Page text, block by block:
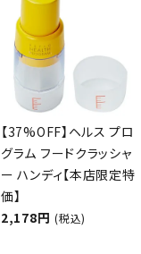
【37%OFF】ヘルス プロ
グラム フードクラッシャ
ー ハンディ【本店限定特
価】
2,178円 (税込)